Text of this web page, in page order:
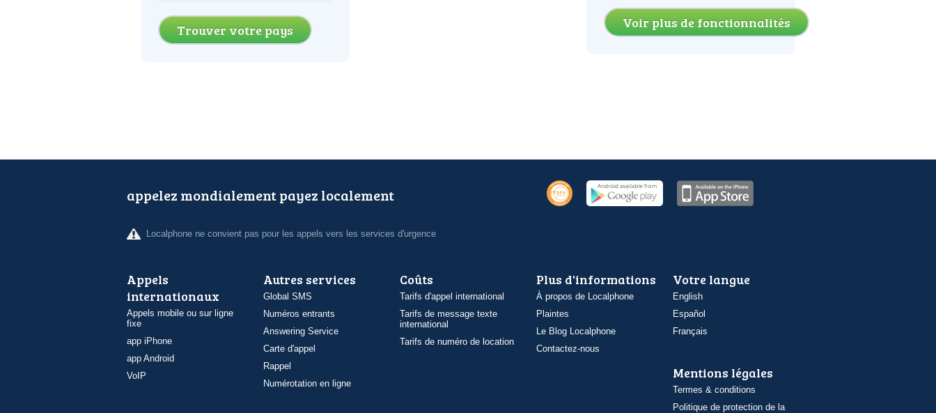
Trouver votre pays Voir plus de fonctionnalités
appelez mondialement payez localement
Localphone ne convient pas pour les appels vers les services d'urgence
Appels
internationaux
Appels mobile ou sur ligne
fixe
app iPhone
app Android
VoIP
Autres services
Global SMS
Numéros entrants
Answering Service
Carte d'appel
Rappel
Numérotation en ligne
Coûts
Tarifs d'appel international
Tarifs de message texte
international
Tarifs de numéro de location
Plus d'informations
À propos de Localphone
Plaintes
Le Blog Localphone
Contactez-nous
Votre langue
English
Español
Français
Mentions légales
Termes & conditions
Politique de protection de la